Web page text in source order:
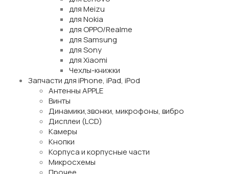
для Meizu
для Nokia
для OPPO/Realme
для Samsung
для Sony
для Xiaomi
Чехлы-книжки
Запчасти для iPhone, iPad, iPod
Антенны APPLE
Винты
Динамики,звонки, микрофоны, вибро
Дисплеи (LCD)
Камеры
Кнопки
Корпуса и корпусные части
Микросхемы